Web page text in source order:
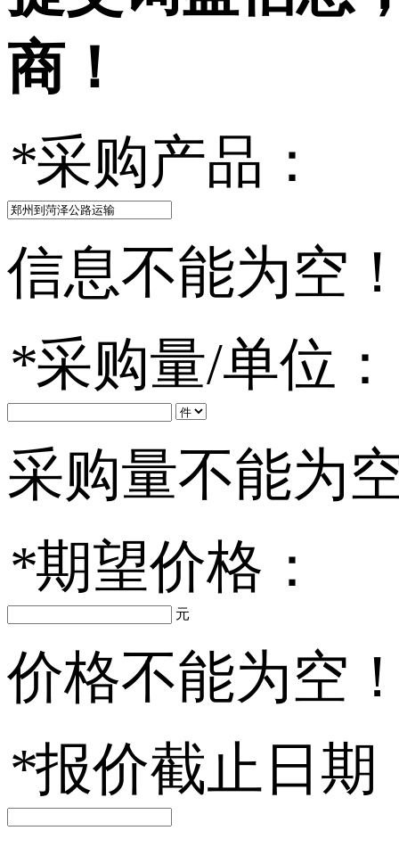
商！
*采购产品：
信息不能为空
*采购量/单位：
采购量不能为
*期望价格：
元
价格不能为空
*报价截止日期